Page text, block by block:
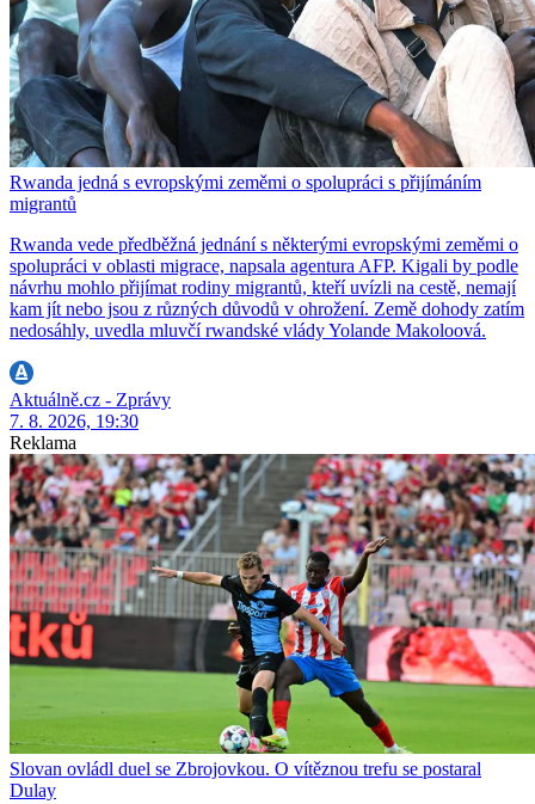
Rwanda jedná s evropskými zeměmi o spolupráci s přijímáním
migrantů
Rwanda vede předběžná jednání s některými evropskými zeměmi o
spolupráci v oblasti migrace, napsala agentura AFP. Kigali by podle
návrhu mohlo přijímat rodiny migrantů, kteří uvízli na cestě, nemají
kam jít nebo jsou z různých důvodů v ohrožení. Země dohody zatím
nedosáhly, uvedla mluvčí rwandské vlády Yolande Makoloová.
Aktuálně.cz - Zprávy
7. 8. 2026, 19:30
Reklama
Slovan ovládl duel se Zbrojovkou. O vítěznou trefu se postaral
Dulay